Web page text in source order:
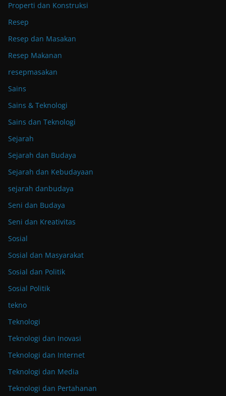
Properti dan Konstruksi
Resep
Resep dan Masakan
Resep Makanan
resepmasakan
Sains
Sains & Teknologi
Sains dan Teknologi
Sejarah
Sejarah dan Budaya
Sejarah dan Kebudayaan
sejarah danbudaya
Seni dan Budaya
Seni dan Kreativitas
Sosial
Sosial dan Masyarakat
Sosial dan Politik
Sosial Politik
tekno
Teknologi
Teknologi dan Inovasi
Teknologi dan Internet
Teknologi dan Media
Teknologi dan Pertahanan